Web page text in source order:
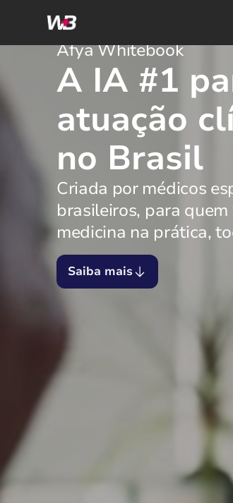
Afya Whitebook
A IA #1
atuação
no Brasil
Criada por médicos
brasileiros, para quem
medicina na prática,
Saiba mais